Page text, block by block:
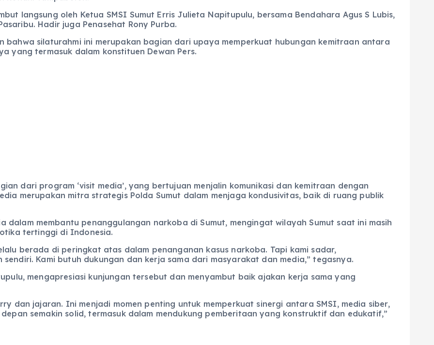
langsung oleh Ketua SMSI Sumut Erris Julieta Napitupulu, bersama Bendahara Agus S Lubis,
Hadir juga Penasehat Rony Purba.
bahwa silaturahmi ini merupakan bagian dari upaya memperkuat hubungan kemitraan antara
yang termasuk dalam konstituen Dewan Pers.
dari program ‘visit media’, yang bertujuan menjalin komunikasi dan kemitraan dengan
merupakan mitra strategis Polda Sumut dalam menjaga kondusivitas, baik di ruang publik
dalam membantu penanggulangan narkoba di Sumut, mengingat wilayah Sumut saat ini masih
tertinggi di Indonesia.
berada di peringkat atas dalam penanganan kasus narkoba. Tapi kami sadar,
Kami butuh dukungan dan kerja sama dari masyarakat dan media,” tegasnya.
mengapresiasi kunjungan tersebut dan menyambut baik ajakan kerja sama yang
dan jajaran. Ini menjadi momen penting untuk memperkuat sinergi antara SMSI, media siber,
semakin solid, termasuk dalam mendukung pemberitaan yang konstruktif dan edukatif,”